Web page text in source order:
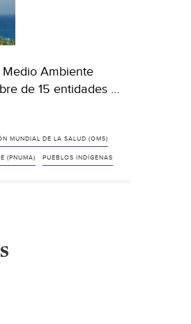
Ambiente
de 15 entidades …
MUNDIAL DE LA SALUD (OMS)
(PNUMA) PUEBLOS INDÍGENAS